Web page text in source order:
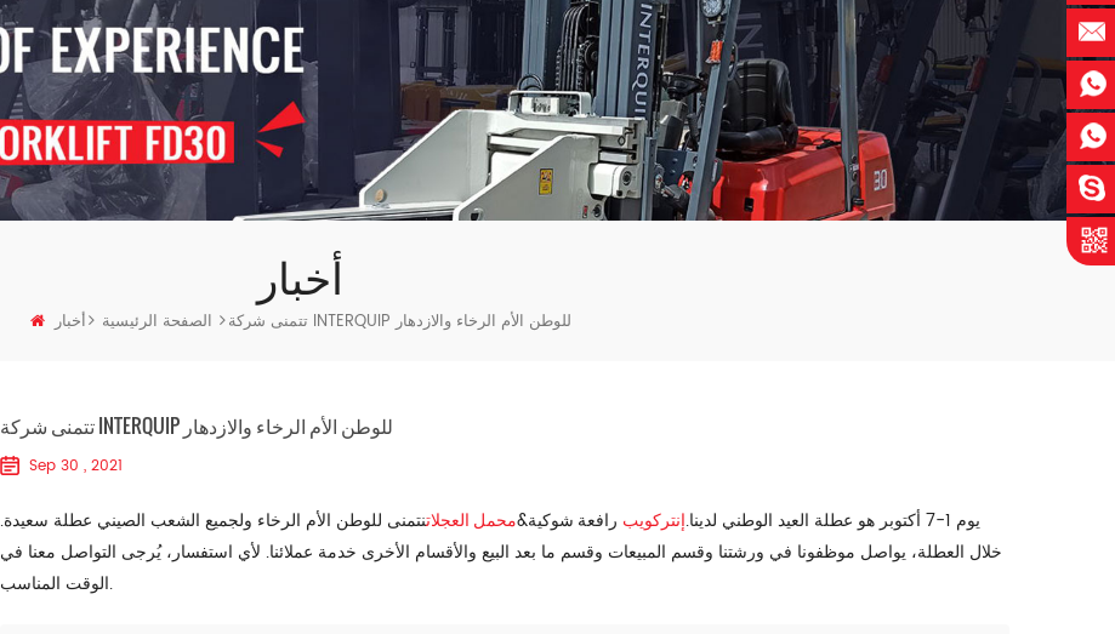
أخبار
الصفحة الرئيسية أخبار تتمنى شركة INTERQUIP للوطن الأم الرخاء والازدهار
تتمنى شركة INTERQUIP للوطن الأم الرخاء والازدهار
Sep 30 , 2021
يوم 1-7 أكتوبر هو عطلة العيد الوطني لدينا. إنتركويب رافعة شوكية&محمل العجلاتنتمنى للوطن الأم الرخاء ولجميع الشعب الصيني عطلة سعيدة.
خلال العطلة، يواصل موظفونا في ورشتنا وقسم المبيعات وقسم ما بعد البيع والأقسام الأخرى خدمة عملائنا. لأي استفسار، يُرجى التواصل معنا في
الوقت المناسب.